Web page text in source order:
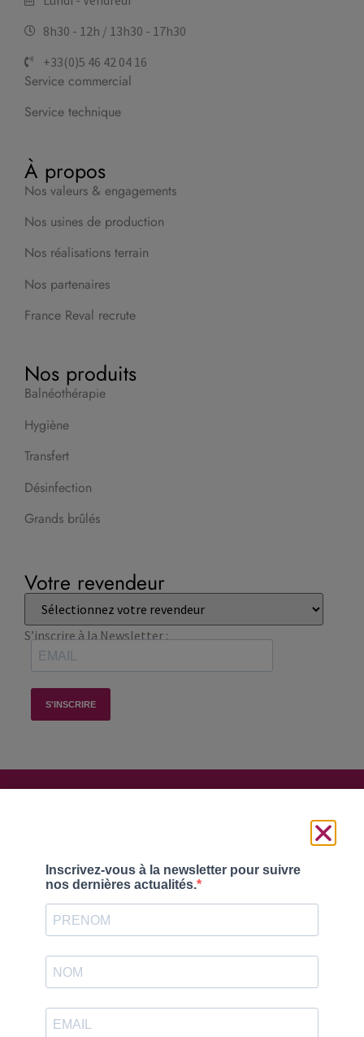
8h30 - 12h / 13h30 - 17h30
+33(0)5 46 42 04 16
Service commercial
Service technique
À propos
Nos valeurs & engagements
Nos usines de production
Nos réalisations terrain
Nos partenaires
France Reval recrute
Nos produits
Balnéothérapie
Hygiène
Transfert
Désinfection
Grands brûlés
Votre revendeur
S’inscrire à la Newsletter :
Suivez-nous